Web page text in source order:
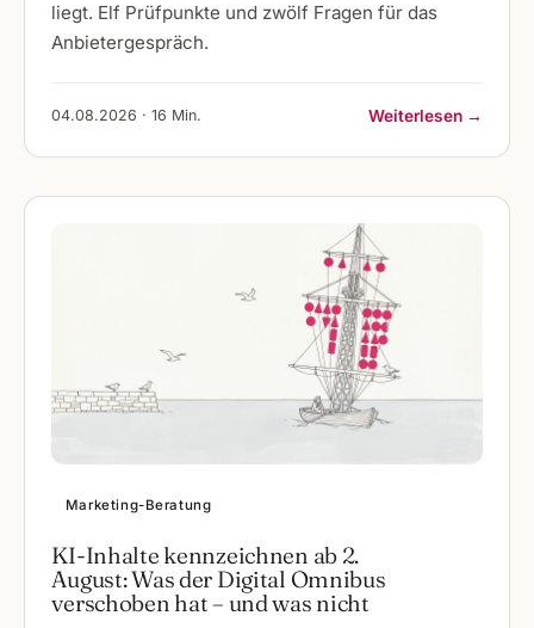
liegt. Elf Prüfpunkte und zwölf Fragen für das
Anbietergespräch.
04.08.2026 · 16 Min. Weiterlesen →
Marketing-Beratung
KI-Inhalte kennzeichnen ab 2.
August: Was der Digital Omnibus
verschoben hat – und was nicht